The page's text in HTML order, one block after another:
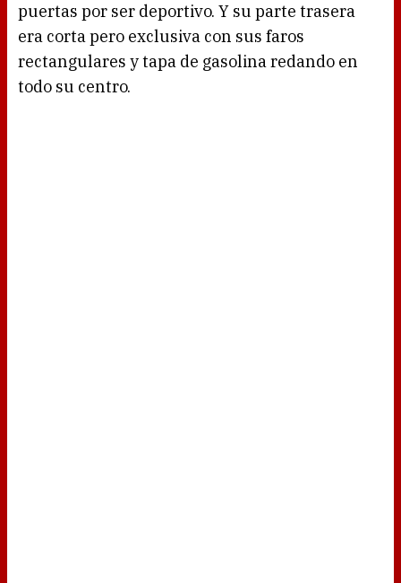
puertas por ser deportivo. Y su parte trasera
era corta pero exclusiva con sus faros
rectangulares y tapa de gasolina redando en
todo su centro.